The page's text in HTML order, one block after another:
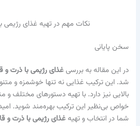
نکات مهم در تهیه غذای رژیمی
سخن پایانی
در این مقاله به بررسیغذای رژیمی با ذرت و
شد. این ترکیب غذایی نه تنها خوشمزه و
بالایی نیز دارد. با تهیه دستورهای مختلف و
خواص بی‌نظیر این ترکیب بهره‌مند شوید.
شما در انتخاب و تهیهغذای رژیمی با ذرت و